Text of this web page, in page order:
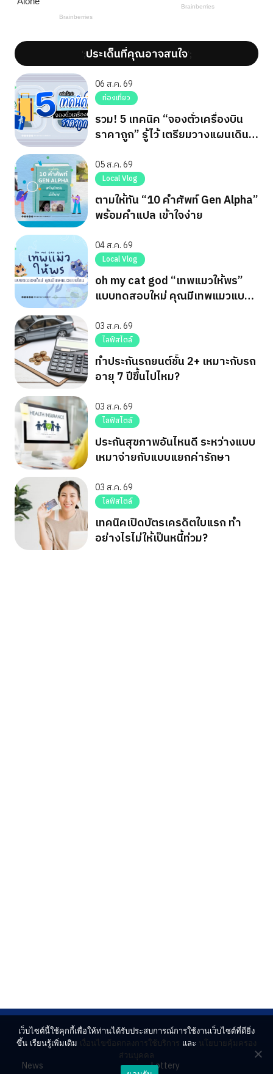
';ประเด็นที่คุณอาจสนใจ';
06 ส.ค. 69
ท่องเที่ยว
รวม! 5 เทคนิค “จองตั๋วเครื่องบิน
ราคาถูก” รู้ไว้ เตรียมวางแผนเดิน
05 ส.ค. 69
Local Vlog
ตามให้ทัน “10 คำศัพท์ Gen Alpha”
พร้อมคำแปล เข้าใจง่าย
04 ส.ค. 69
Local Vlog
oh my cat god “เทพแมวให้พร”
แบบทดสอบใหม่ คุณมีเทพแมวแบบ
03 ส.ค. 69
ไลฟ์สไตล์
ทำประกันรถยนต์ชั้น 2+ เหมาะกับรถ
อายุ 7 ปีขึ้นไปไหม?
03 ส.ค. 69
ไลฟ์สไตล์
ประกันสุขภาพอันไหนดี ระหว่างแบบ
เหมาจ่ายกับแบบแยกค่ารักษา
03 ส.ค. 69
ไลฟ์สไตล์
เทคนิคเปิดบัตรเครดิตใบแรก ทำ
อย่างไรไม่ให้เป็นหนี้ท่วม?
News
Lottery
เว็บไซต์นี้ใช้คุกกี้เพื่อให้ท่านได้รับประสบการณ์การใช้งานเว็บไซต์ที่ดียิ่ง
ขึ้น เรียนรู้เพิ่มเติม เงื่อนไขข้อตกลงการใช้บริการ และ นโยบายคุ้มครอง
ส่วนบุคคล